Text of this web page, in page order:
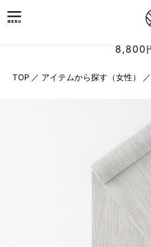
8,800
TOP ／ アイテムから探す（女性） ／